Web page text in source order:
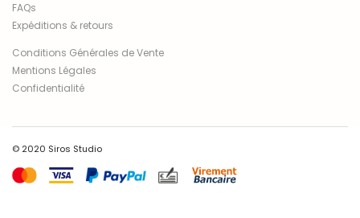
FAQs
Expéditions & retours
Conditions Générales de Vente
Mentions Légales
Confidentialité
© 2020 Siros Studio